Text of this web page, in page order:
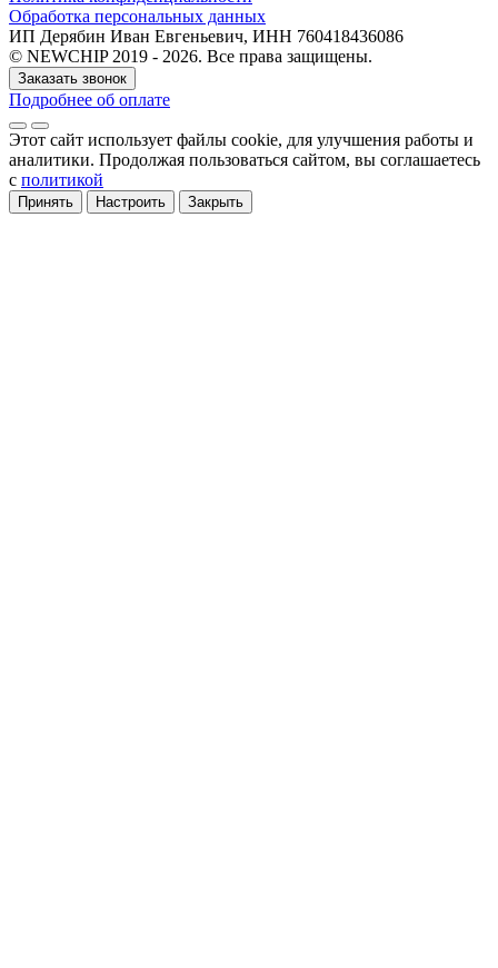
Обработка персональных данных
ИП Дерябин Иван Евгеньевич, ИНН 760418436086
© NEWCHIP 2019 - 2026. Все права защищены.
Заказать звонок
Подробнее об оплате
Этот сайт использует файлы cookie, для улучшения работы и
аналитики. Продолжая пользоваться сайтом, вы соглашаетесь
с политикой
Принять Настроить Закрыть